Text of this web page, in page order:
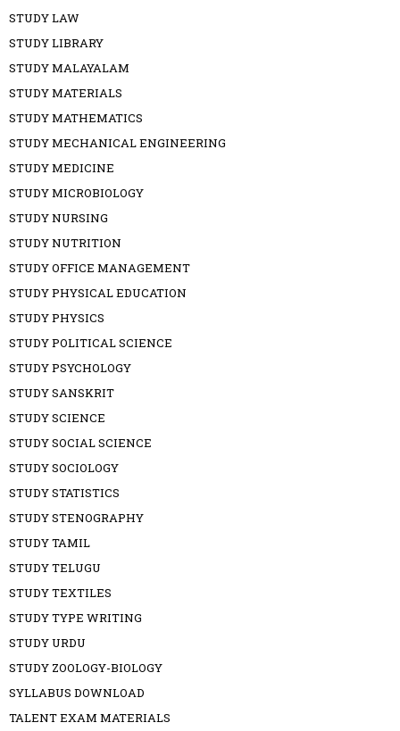
STUDY LAW
STUDY LIBRARY
STUDY MALAYALAM
STUDY MATERIALS
STUDY MATHEMATICS
STUDY MECHANICAL ENGINEERING
STUDY MEDICINE
STUDY MICROBIOLOGY
STUDY NURSING
STUDY NUTRITION
STUDY OFFICE MANAGEMENT
STUDY PHYSICAL EDUCATION
STUDY PHYSICS
STUDY POLITICAL SCIENCE
STUDY PSYCHOLOGY
STUDY SANSKRIT
STUDY SCIENCE
STUDY SOCIAL SCIENCE
STUDY SOCIOLOGY
STUDY STATISTICS
STUDY STENOGRAPHY
STUDY TAMIL
STUDY TELUGU
STUDY TEXTILES
STUDY TYPE WRITING
STUDY URDU
STUDY ZOOLOGY-BIOLOGY
SYLLABUS DOWNLOAD
TALENT EXAM MATERIALS